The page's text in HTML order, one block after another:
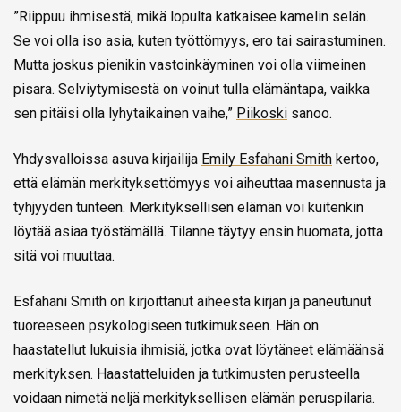
”Riippuu ihmisestä, mikä lopulta katkaisee kamelin selän.
Se voi olla iso asia, kuten työttömyys, ero tai sairastuminen.
Mutta joskus pienikin vastoinkäyminen voi olla viimeinen
pisara. Selviytymisestä on voinut tulla elämäntapa, vaikka
sen pitäisi olla lyhytaikainen vaihe,” Piikoski sanoo.
Yhdysvalloissa asuva kirjailija Emily Esfahani Smith kertoo,
että elämän merkityksettömyys voi aiheuttaa masennusta ja
tyhjyyden tunteen. Merkityksellisen elämän voi kuitenkin
löytää asiaa työstämällä. Tilanne täytyy ensin huomata, jotta
sitä voi muuttaa.
Esfahani Smith on kirjoittanut aiheesta kirjan ja paneutunut
tuoreeseen psykologiseen tutkimukseen. Hän on
haastatellut lukuisia ihmisiä, jotka ovat löytäneet elämäänsä
merkityksen. Haastatteluiden ja tutkimusten perusteella
voidaan nimetä neljä merkityksellisen elämän peruspilaria.